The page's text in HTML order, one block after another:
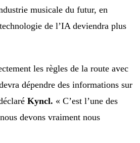
musicale du futur, en
de l’IA deviendra plus
les règles de la route avec
dépendre des informations sur
Kyncl. « C’est l’une des
devons vraiment nous